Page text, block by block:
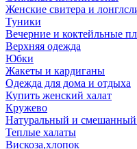
Женские свитера и
Туники
Вечерние и коктейльные
Верхняя одежда
Юбки
Жакеты и кардиганы
Одежда для дома и отдыха
Купить женский халат
Кружево
Натуральный и
Теплые халаты
Вискоза,хлопок